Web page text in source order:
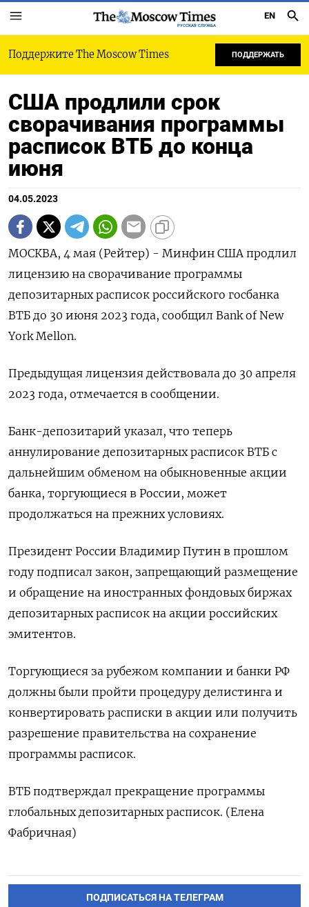
РУССКАЯ СЛУЖБА
EN
Поддержите The Moscow Times ПОДДЕРЖАТЬ
США продлили срок
сворачивания программы
расписок ВТБ до конца
июня
04.05.2023
МОСКВА, 4 мая (Рейтер) - Минфин США продлил
лицензию на сворачивание программы
депозитарных расписок российского госбанка
ВТБ до 30 июня 2023 года, сообщил Bank of New
York Mellon.
Предыдущая лицензия действовала до 30 апреля
2023 года, отмечается в сообщении.
Банк-депозитарий указал, что теперь
аннулирование депозитарных расписок ВТБ с
дальнейшим обменом на обыкновенные акции
банка, торгующиеся в России, может
продолжаться на прежних условиях.
Президент России Владимир Путин в прошлом
году подписал закон, запрещающий размещение
и обращение на иностранных фондовых биржах
депозитарных расписок на акции российских
эмитентов.
Торгующиеся за рубежом компании и банки РФ
должны были пройти процедуру делистинга и
конвертировать расписки в акции или получить
разрешение правительства на сохранение
программы расписок.
ВТБ подтверждал прекращение программы
глобальных депозитарных расписок. (Елена
Фабричная)
ПОДПИСАТЬСЯ НА ТЕЛЕГРАМ